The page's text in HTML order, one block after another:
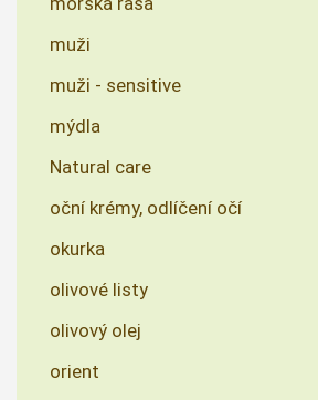
muži
muži - sensitive
mýdla
Natural care
oční krémy, odlíčení očí
okurka
olivové listy
olivový olej
orient